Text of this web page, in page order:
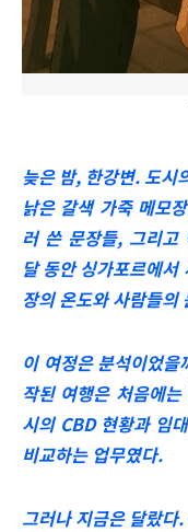
늦은 밤, 한강변. 도시
낡은 갈색 가죽 메모
러 쓴 문장들, 그리고
달 동안 싱가포르에
장의 온도와 사람들의
이 여정은 분석이었
작된 여행은 처음에
시의 CBD 현황과 임
비교하는 업무였다.
그러나 지금은 달랐다